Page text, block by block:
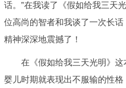
话。”在我读了《假如给我三天
位高尚的智者和我谈了一次长
精神深深地震撼了！
在《假如给我三天光明》
婴儿时期就表现出不服输的性